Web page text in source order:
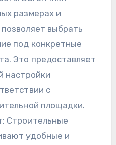
размерах и
выбрать
под конкретные
Это предоставляет
настройки
с
площадки.
Строительные
удобные и